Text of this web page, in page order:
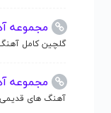
مجموعه
گلچین کامل
مجموعه
آهنگ های قدیمی